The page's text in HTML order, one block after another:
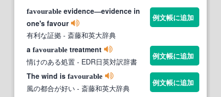
favourable evidence―evidence in
one's favour
有利な証拠 - 斎藤和英大辞典
例文帳に追加
a favourable treatment
情けのある処置 - EDR日英対訳辞書
例文帳に追加
The wind is favourable
風の都合が好い - 斎藤和英大辞典
例文帳に追加